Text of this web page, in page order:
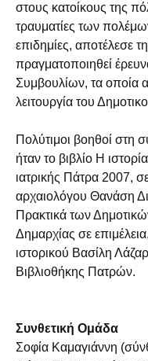
στους κατοίκους της
τραυματίες των
επιδημίες, αποτέλεσε
πραγματοποιηθεί
Συμβουλίων, τα οποία
λειτουργία του
Πολύτιμοι βοηθοί στη
ήταν το βιβλίο Η
ιατρικής Πάτρα 2007,
αρχαιολόγου Θανάση
Πρακτικά των
Δημαρχίας σε
ιστορικού Βασίλη
Βιβλιοθήκης Πατρών.
Συνθετική Ομάδα
Σοφία Καμαγιάννη